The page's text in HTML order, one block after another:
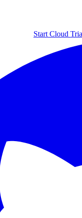
Start Cloud